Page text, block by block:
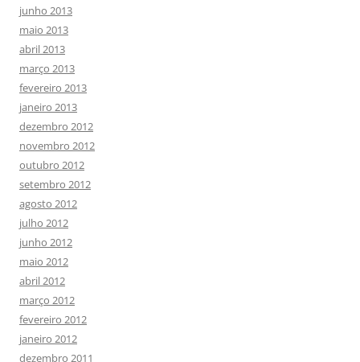
junho 2013
maio 2013
abril 2013
março 2013
fevereiro 2013
janeiro 2013
dezembro 2012
novembro 2012
outubro 2012
setembro 2012
agosto 2012
julho 2012
junho 2012
maio 2012
abril 2012
março 2012
fevereiro 2012
janeiro 2012
dezembro 2011